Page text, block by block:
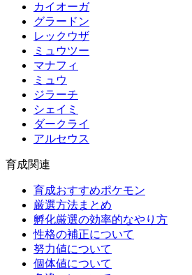
カイオーガ
グラードン
レックウザ
ミュウツー
マナフィ
ミュウ
ジラーチ
シェイミ
ダークライ
アルセウス
育成関連
育成おすすめポケモン
厳選方法まとめ
孵化厳選の効率的なやり方
性格の補正について
努力値について
個体値について